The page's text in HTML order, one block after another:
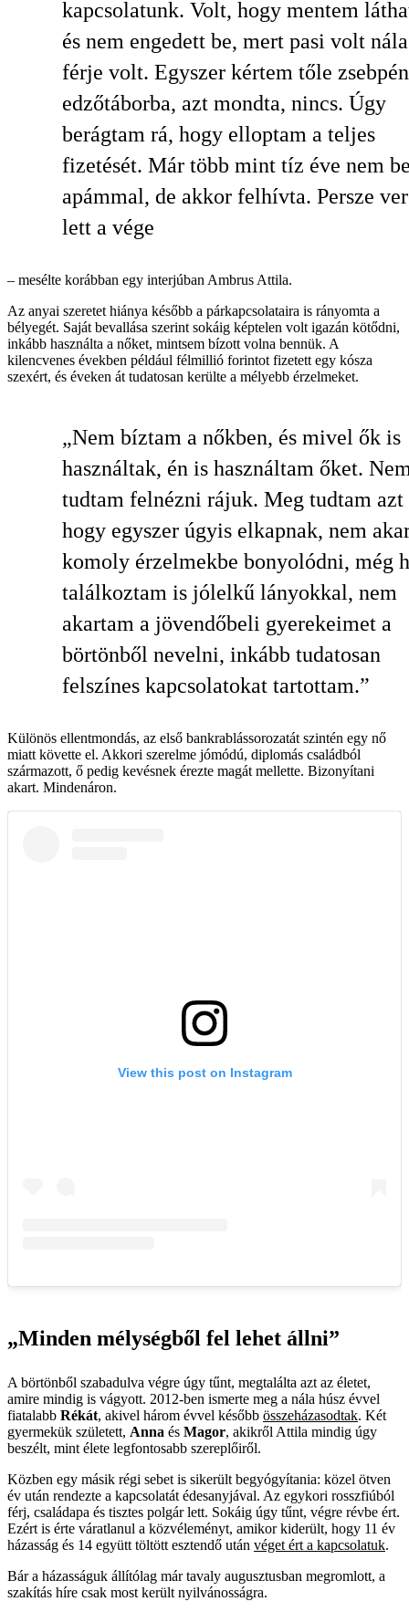
kapcsolatunk. Volt, hogy mentem
és nem engedett be, mert pasi volt
férje volt. Egyszer kértem tőle
edzőtáborba, azt mondta, nincs. Úgy
berágtam rá, hogy elloptam a teljes
fizetését. Már több mint tíz éve nem
apámmal, de akkor felhívta. Persze
lett a vége
– mesélte korábban egy interjúban Ambrus Attila.
Az anyai szeretet hiánya később a párkapcsolataira is rányomta a
bélyegét. Saját bevallása szerint sokáig képtelen volt igazán kötődni,
inkább használta a nőket, mintsem bízott volna bennük. A
kilencvenes években például félmillió forintot fizetett egy kósza
szexért, és éveken át tudatosan kerülte a mélyebb érzelmeket.
„Nem bíztam a nőkben, és mivel ők is
használtak, én is használtam őket.
tudtam felnézni rájuk. Meg tudtam azt
hogy egyszer úgyis elkapnak, nem
komoly érzelmekbe bonyolódni, még
találkoztam is jólelkű lányokkal, nem
akartam a jövendőbeli gyerekeimet a
börtönből nevelni, inkább tudatosan
felszínes kapcsolatokat tartottam.”
Különös ellentmondás, az első bankrablássorozatát szintén egy nő
miatt követte el. Akkori szerelme jómódú, diplomás családból
származott, ő pedig kevésnek érezte magát mellette. Bizonyítani
akart. Mindenáron.
„Minden mélységből fel lehet állni”
A börtönből szabadulva végre úgy tűnt, megtalálta azt az életet,
amire mindig is vágyott. 2012-ben ismerte meg a nála húsz évvel
fiatalabb Rékát, akivel három évvel később összeházasodtak. Két
gyermekük született, Anna és Magor, akikről Attila mindig úgy
beszélt, mint élete legfontosabb szereplőiről.
Közben egy másik régi sebet is sikerült begyógyítania: közel ötven
év után rendezte a kapcsolatát édesanyjával. Az egykori rosszfiúból
férj, családapa és tisztes polgár lett. Sokáig úgy tűnt, végre révbe ért.
Ezért is érte váratlanul a közvéleményt, amikor kiderült, hogy 11 év
házasság és 14 együtt töltött esztendő után véget ért a kapcsolatuk.
Bár a házasságuk állítólag már tavaly augusztusban megromlott, a
szakítás híre csak most került nyilvánosságra.